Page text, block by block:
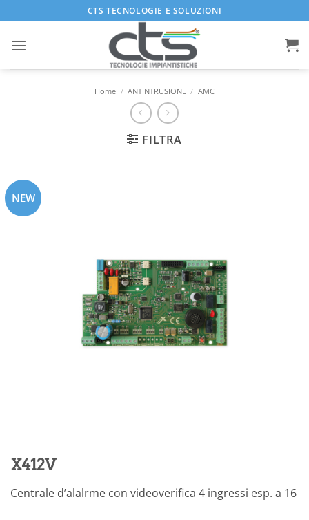
ai
contenuti
CTS TECNOLOGIE E SOLUZIONI
Home / ANTINTRUSIONE / AMC
FILTRA
NEW
X412V
Centrale d’alalrme con videoverifica 4 ingressi esp. a 16